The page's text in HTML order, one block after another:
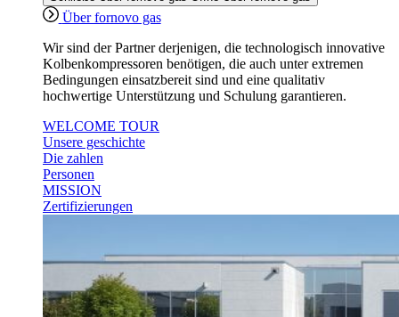
Über fornovo gas
Wir sind der Partner derjenigen, die technologisch innovative
Kolbenkompressoren benötigen, die auch unter extremen
Bedingungen einsatzbereit sind und eine qualitativ
hochwertige Unterstützung und Schulung garantieren.
WELCOME TOUR
Unsere geschichte
Die zahlen
Personen
MISSION
Zertifizierungen